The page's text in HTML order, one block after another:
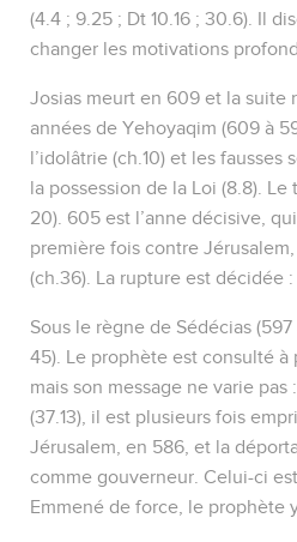
(4.4 ; 9.25 ; Dt 10.16 ; 30.6). Il
changer les motivations
Josias meurt en 609 et la suite
années de Yehoyaqim (609 à
l’idolâtrie (ch.10) et les
la possession de la Loi (8.8).
20). 605 est l’anne décisive,
première fois contre
(ch.36). La rupture est décidée
Sous le règne de Sédécias
45). Le prophète est consulté à
mais son message ne varie pas
(37.13), il est plusieurs fois
Jérusalem, en 586, et la
comme gouverneur. Celui-ci
Emmené de force, le prophète